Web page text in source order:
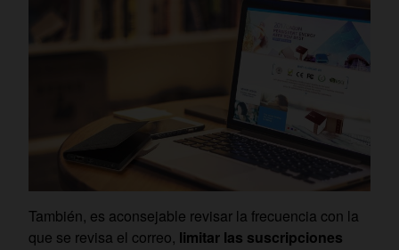
También, es aconsejable revisar la frecuencia con la
que se revisa el correo, limitar las suscripciones